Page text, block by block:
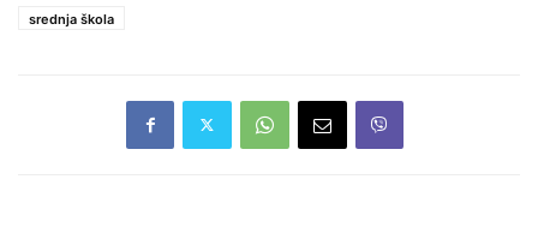
srednja škola